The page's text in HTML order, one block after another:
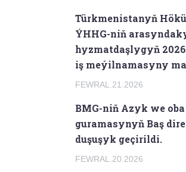
Türkmenistanyň
ÝHHG-niň
hyzmatdaşlygyň
iş meýilnamasyny
FEWRAL.21.2026
BMG-niň Azyk we
guramasynyň Baş
duşuşyk geçirildi.
FEWRAL.20.2026